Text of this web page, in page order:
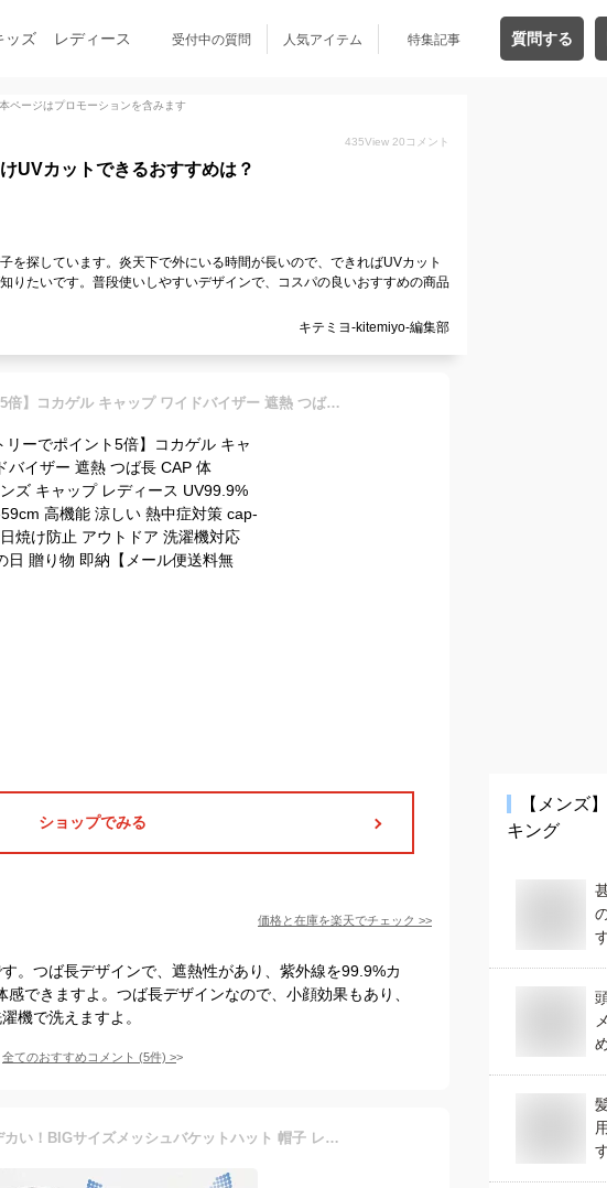
ッズ レディース 受付中の質問 人気アイテム 特集記事 質問する
本ページはプロモーションを含みます
435View 20 コメント
UVカットできるおすすめは？
を探しています。炎天下で外にいる時間が長いので、できればUVカット
りたいです。普段使いしやすいデザインで、コスパの良いおすすめの商品
キテミヨ-kitemiyo-編集部
【エントリーでポイント5倍】コカゲル キャップ ワイドバイザー 遮熱 つば長 CAP 体感-10℃ メンズ キャップ レディース UV99.9%カット 57-59cm 高機能 涼しい 熱中症対策 cap-1112 春夏 日焼け防止 アウトドア 洗濯機対応 通気性 父の日 贈り物 即納【メール便送料無料】
ショップでみる
価格と在庫を楽天でチェック >>
。つば長デザインで、遮熱性があり、紫外線を99.9%カ
できますよ。つば長デザインなので、小顔効果もあり、
機で洗えますよ。
全てのおすすめコメント (5件) >
＼遮熱シート付き！／ デカい！BIGサイズメッシュバケットハット 帽子 レディース メンズ 夏用 大きめサイズ 深め 日除け UVカット 遮光 スポーツ アウトドア 速乾 機能性 オールシーズン 帽子屋 ケースタ
【メンズ】
キング